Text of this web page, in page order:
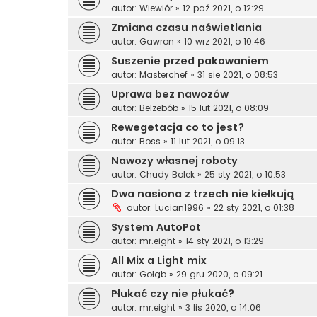
autor: Wiewiór » 12 paź 2021, o 12:29
Zmiana czasu naświetlania
autor: Gawron » 10 wrz 2021, o 10:46
Suszenie przed pakowaniem
autor: Masterchef » 31 sie 2021, o 08:53
Uprawa bez nawozów
autor: Belzebób » 15 lut 2021, o 08:09
Rewegetacja co to jest?
autor: Boss » 11 lut 2021, o 09:13
Nawozy własnej roboty
autor: Chudy Bolek » 25 sty 2021, o 10:53
Dwa nasiona z trzech nie kiełkują
autor: Lucian1996 » 22 sty 2021, o 01:38
System AutoPot
autor: mr.eight » 14 sty 2021, o 13:29
All Mix a Light mix
autor: Gołąb » 29 gru 2020, o 09:21
Płukać czy nie płukać?
autor: mr.eight » 3 lis 2020, o 14:06